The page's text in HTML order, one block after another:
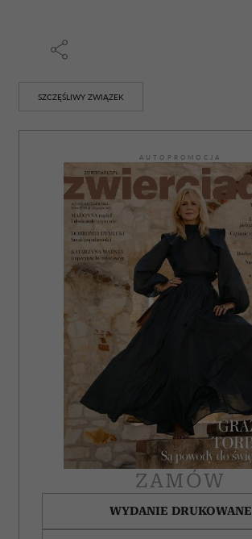
SZCZĘŚLIWY ZWIĄZEK
AUTOPROMOCJA
ZAMÓW
WYDANIE DRUKOWANE